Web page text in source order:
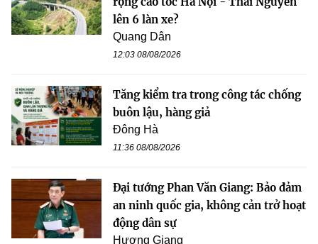
lên 6 làn xe?
Quang Dân
12:03 08/08/2026
Tăng kiểm tra trong công tác chống
buôn lậu, hàng giả
Đông Hà
11:36 08/08/2026
Đại tướng Phan Văn Giang: Bảo đảm
an ninh quốc gia, không cản trở hoạt
động dân sự
Hương Giang